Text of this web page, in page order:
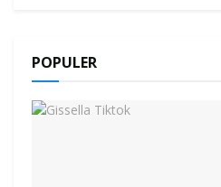
POPULER